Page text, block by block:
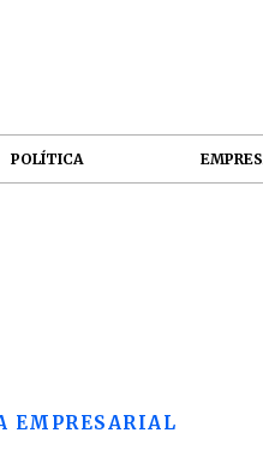
POLÍTICA
EMPRESARIAL